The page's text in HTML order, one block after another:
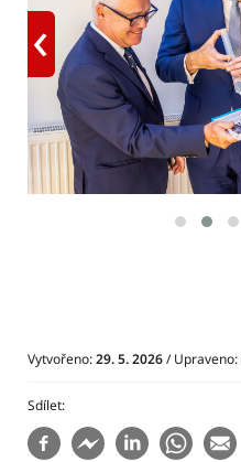
‹
Vytvořeno:29. 5. 2026/ Upraveno:
Sdílet